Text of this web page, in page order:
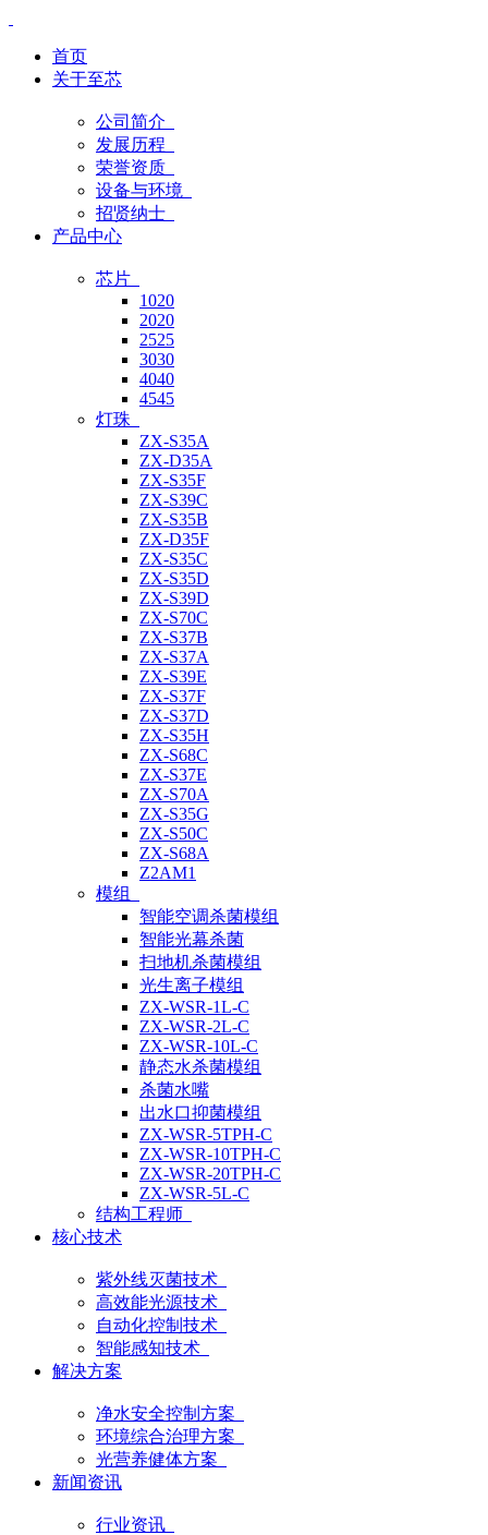
首页
关于至芯
公司简介
发展历程
荣誉资质
设备与环境
招贤纳士
产品中心
芯片
1020
2020
2525
3030
4040
4545
灯珠
ZX-S35A
ZX-D35A
ZX-S35F
ZX-S39C
ZX-S35B
ZX-D35F
ZX-S35C
ZX-S35D
ZX-S39D
ZX-S70C
ZX-S37B
ZX-S37A
ZX-S39E
ZX-S37F
ZX-S37D
ZX-S35H
ZX-S68C
ZX-S37E
ZX-S70A
ZX-S35G
ZX-S50C
ZX-S68A
Z2AM1
模组
智能空调杀菌模组
智能光幕杀菌
扫地机杀菌模组
光生离子模组
ZX-WSR-1L-C
ZX-WSR-2L-C
ZX-WSR-10L-C
静态水杀菌模组
杀菌水嘴
出水口抑菌模组
ZX-WSR-5TPH-C
ZX-WSR-10TPH-C
ZX-WSR-20TPH-C
ZX-WSR-5L-C
结构工程师
核心技术
紫外线灭菌技术
高效能光源技术
自动化控制技术
智能感知技术
解决方案
净水安全控制方案
环境综合治理方案
光营养健体方案
新闻资讯
行业资讯